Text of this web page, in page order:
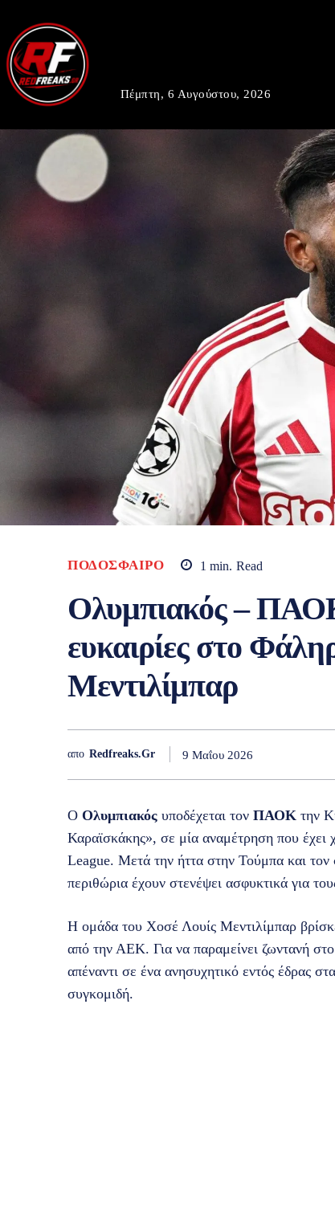
Πέμπτη, 6 Αυγούστου, 2026
ΠΟΔΌΣΦΑΙΡΟ 1 min. Read
Ολυμπιακός –
ευκαιρίες στο
Μεντιλίμπαρ
απο Redfreaks.gr 9 Μαΐου 2026
Ο Ολυμπιακός υποδέχεται τον ΠΑΟΚ την
Καραϊσκάκης», σε μία αναμέτρηση που έχει
League. Μετά την ήττα στην Τούμπα και τον
περιθώρια έχουν στενέψει ασφυκτικά για
Η ομάδα του Χοσέ Λουίς Μεντιλίμπαρ
από την ΑΕΚ. Για να παραμείνει ζωντανή
απέναντι σε ένα ανησυχητικό εντός έδρας
συγκομιδή.